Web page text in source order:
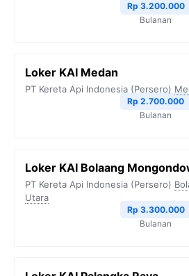
Rp 3.200.000
Bulanan
Loker KAI Medan
PT Kereta Api Indonesia (Persero)
Rp 2.700.000
Bulanan
Loker KAI Bolaang
PT Kereta Api Indonesia (Persero)
Utara
Rp 3.300.000
Bulanan